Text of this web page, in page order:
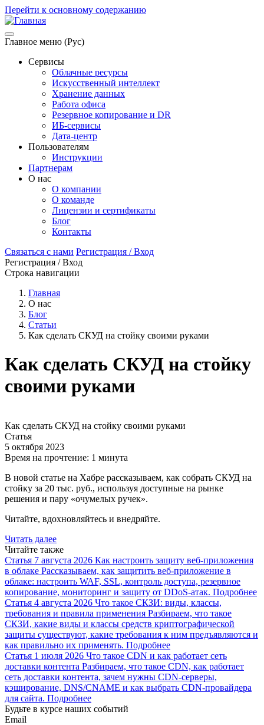
Перейти к основному содержанию
Главное меню (Рус)
Сервисы
Облачные ресурсы
Искусственный интеллект
Хранение данных
Работа офиса
Резервное копирование и DR
ИБ-сервисы
Дата-центр
Пользователям
Инструкции
Партнерам
О нас
О компании
О команде
Лицензии и сертификаты
Блог
Контакты
Связаться с нами Регистрация / Вход
Регистрация / Вход
Строка навигации
Главная
О нас
Блог
Статьи
Как сделать СКУД на стойку своими руками
Как сделать СКУД на стойку
своими руками
Как сделать СКУД на стойку своими руками
Статья
5 октября 2023
Время на прочтение: 1 минута
В новой статье на Хабре рассказываем, как собрать СКУД на
стойку за 20 тыс. руб., используя доступные на рынке
решения и пару «очумелых ручек».
Читайте, вдохновляйтесь и внедряйте.
Читать далее
Читайте также
Статья 7 августа 2026 Как настроить защиту веб-приложения
в облаке Рассказываем, как защитить веб-приложение в
облаке: настроить WAF, SSL, контроль доступа, резервное
копирование, мониторинг и защиту от DDoS-атак. Подробнее
Статья 4 августа 2026 Что такое СКЗИ: виды, классы,
требования и правила применения Разбираем, что такое
СКЗИ, какие виды и классы средств криптографической
защиты существуют, какие требования к ним предъявляются и
как правильно их применять. Подробнее
Статья 1 июля 2026 Что такое CDN и как работает сеть
доставки контента Разбираем, что такое CDN, как работает
сеть доставки контента, зачем нужны CDN-серверы,
кэширование, DNS/CNAME и как выбрать CDN-провайдера
для сайта. Подробнее
Будьте в курсе наших событий
Email